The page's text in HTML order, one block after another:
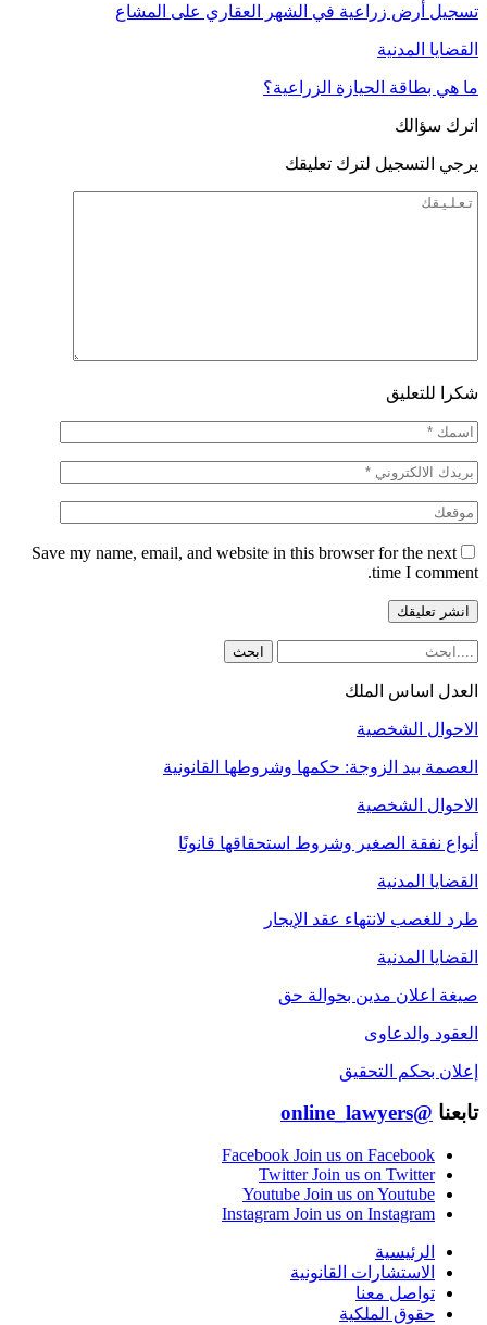
تسجيل أرض زراعية في الشهر العقاري على المشاع
القضايا المدنية
ما هي بطاقة الحيازة الزراعية؟
اترك سؤالك
يرجي التسجيل لترك تعليقك
شكرا للتعليق
Save my name, email, and website in this browser for the next
time I comment.
العدل اساس الملك
الاحوال الشخصية
العصمة بيد الزوجة: حكمها وشروطها القانونية
الاحوال الشخصية
أنواع نفقة الصغير وشروط استحقاقها قانونًا
القضايا المدنية
طرد للغصب لانتهاء عقد الإيجار
القضايا المدنية
صيغة اعلان مدين بحوالة حق
العقود والدعاوى
إعلان بحكم التحقيق
تابعنا @online_lawyers
Facebook Join us on Facebook
Twitter Join us on Twitter
Youtube Join us on Youtube
Instagram Join us on Instagram
الرئيسية
الاستشارات القانونية
تواصل معنا
حقوق الملكية